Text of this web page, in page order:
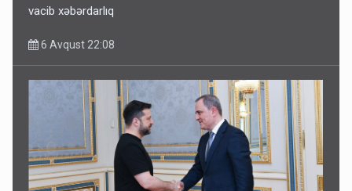
vacib xəbərdarlıq
6 Avqust 22:08